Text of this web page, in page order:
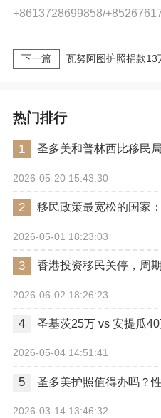
+8613728699858/
下一篇
热门排行
1
2026-05-20 15:43:30
2 移民政策最宽松的国家
2026-05-01 18:23:03
3
2026-06-02 18:26:23
4
2026-05-04 14:51:41
5 圣多美护照值得办吗？
2026-03-14 13:46:32